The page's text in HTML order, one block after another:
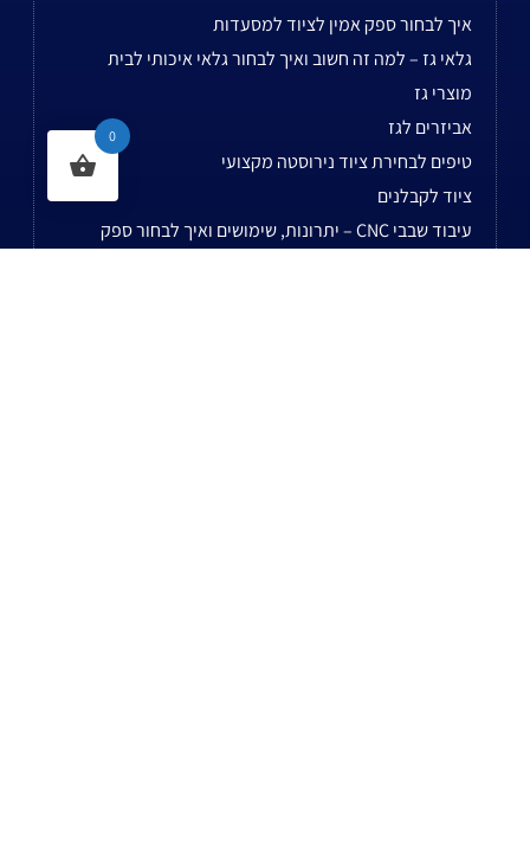
איך לבחור ספק אמין לציוד למסעדות
גלאי גז – למה זה חשוב ואיך לבחור גלאי איכותי לבית
מוצרי גז
אביזרים לגז
טיפים לבחירת ציוד נירוסטה מקצועי
ציוד לקבלנים
עיבוד שבבי CNC – יתרונות, שימושים ואיך לבחור ספק
0